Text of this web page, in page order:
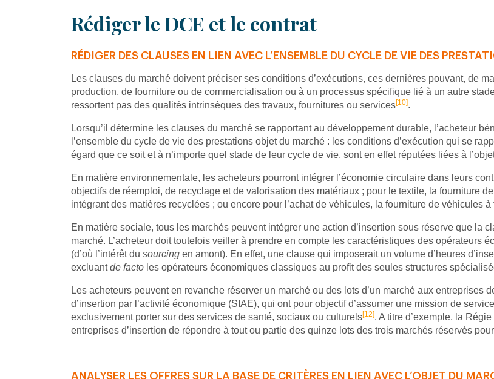
Rédiger le DCE et le contrat
RÉDIGER DES CLAUSES EN LIEN AVEC L’ENSEMBLE DU CYCLE DE VIE DES
Les clauses du marché doivent préciser ses conditions d’exécutions, ces dernières pouvant, de
production, de fourniture ou de commercialisation ou à un processus spécifique lié à un autre
ressortent pas des qualités intrinsèques des travaux, fournitures ou services[10].
Lorsqu’il détermine les clauses du marché se rapportant au développement durable, l’acheteur
l’ensemble du cycle de vie des prestations objet du marché : les conditions d’exécution qui se
égard que ce soit et à n’importe quel stade de leur cycle de vie, sont en effet réputées liées à
En matière environnementale, les acheteurs pourront intégrer l’économie circulaire dans leurs
objectifs de réemploi, de recyclage et de valorisation des matériaux ; pour le textile, la fourniture
intégrant des matières recyclées ; ou encore pour l’achat de véhicules, la fourniture de véhicules
En matière sociale, tous les marchés peuvent intégrer une action d’insertion sous réserve que la
marché. L’acheteur doit toutefois veiller à prendre en compte les caractéristiques des opérateurs
(d’où l’intérêt du sourcing en amont). En effet, une clause qui imposerait un volume d’heures
excluantde facto les opérateurs économiques classiques au profit des seules structures
Les acheteurs peuvent en revanche réserver un marché ou des lots d’un marché aux entreprises
d’insertion par l’activité économique (SIAE), qui ont pour objectif d’assumer une mission de
exclusivement porter sur des services de santé, sociaux ou culturels[12]. A titre d’exemple, la
entreprises d’insertion de répondre à tout ou partie des quinze lots des trois marchés réservés
ANALYSER LES OFFRES SUR LA BASE DE CRITÈRES EN LIEN AVEC L’OBJET DU